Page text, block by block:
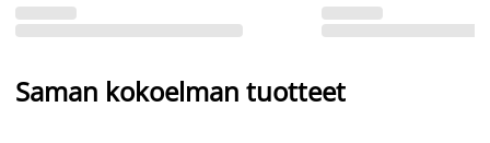
Saman kokoelman tuotteet